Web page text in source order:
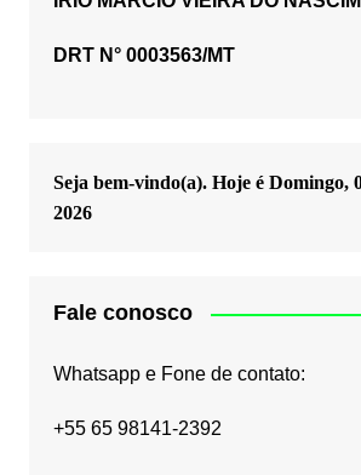
DRT N° 0003563/MT
Seja bem-vindo(a). Hoje é Domingo,
2026
Fale conosco
Whatsapp e Fone de contato:
+55 65 98141-2392